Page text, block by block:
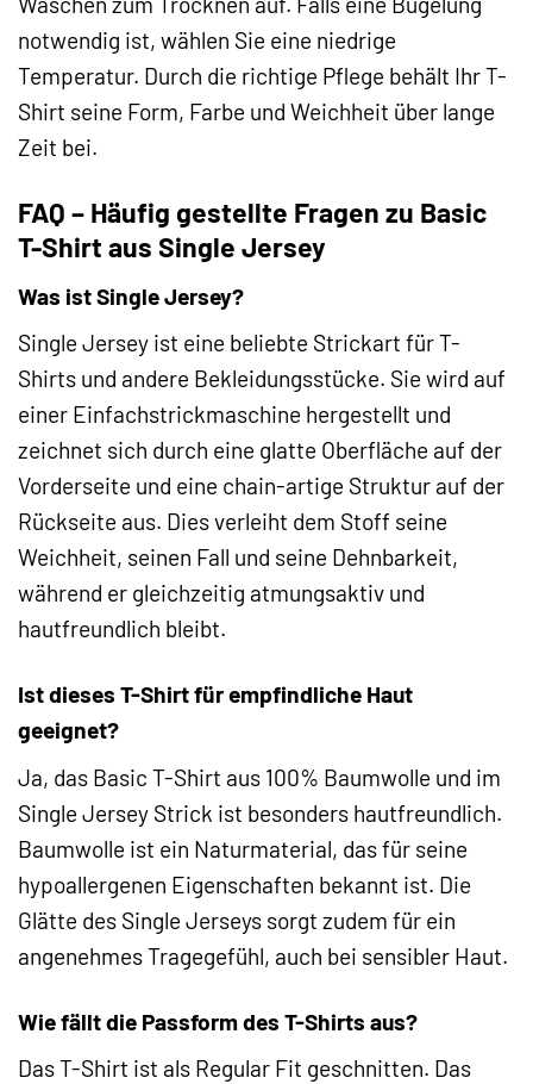
notwendig ist, wählen Sie eine niedrige
Temperatur. Durch die richtige Pflege behält Ihr T-
Shirt seine Form, Farbe und Weichheit über lange
Zeit bei.
FAQ – Häufig gestellte Fragen zu Basic
T-Shirt aus Single Jersey
Was ist Single Jersey?
Single Jersey ist eine beliebte Strickart für T-
Shirts und andere Bekleidungsstücke. Sie wird auf
einer Einfachstrickmaschine hergestellt und
zeichnet sich durch eine glatte Oberfläche auf der
Vorderseite und eine chain-artige Struktur auf der
Rückseite aus. Dies verleiht dem Stoff seine
Weichheit, seinen Fall und seine Dehnbarkeit,
während er gleichzeitig atmungsaktiv und
hautfreundlich bleibt.
Ist dieses T-Shirt für empfindliche Haut
geeignet?
Ja, das Basic T-Shirt aus 100% Baumwolle und im
Single Jersey Strick ist besonders hautfreundlich.
Baumwolle ist ein Naturmaterial, das für seine
hypoallergenen Eigenschaften bekannt ist. Die
Glätte des Single Jerseys sorgt zudem für ein
angenehmes Tragegefühl, auch bei sensibler Haut.
Wie fällt die Passform des T-Shirts aus?
Das T-Shirt ist als Regular Fit geschnitten. Das